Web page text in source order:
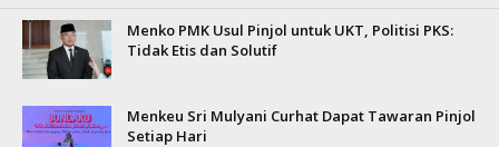
Menko PMK Usul Pinjol untuk UKT, Politisi PKS:
Tidak Etis dan Solutif
Menkeu Sri Mulyani Curhat Dapat Tawaran Pinjol
Setiap Hari